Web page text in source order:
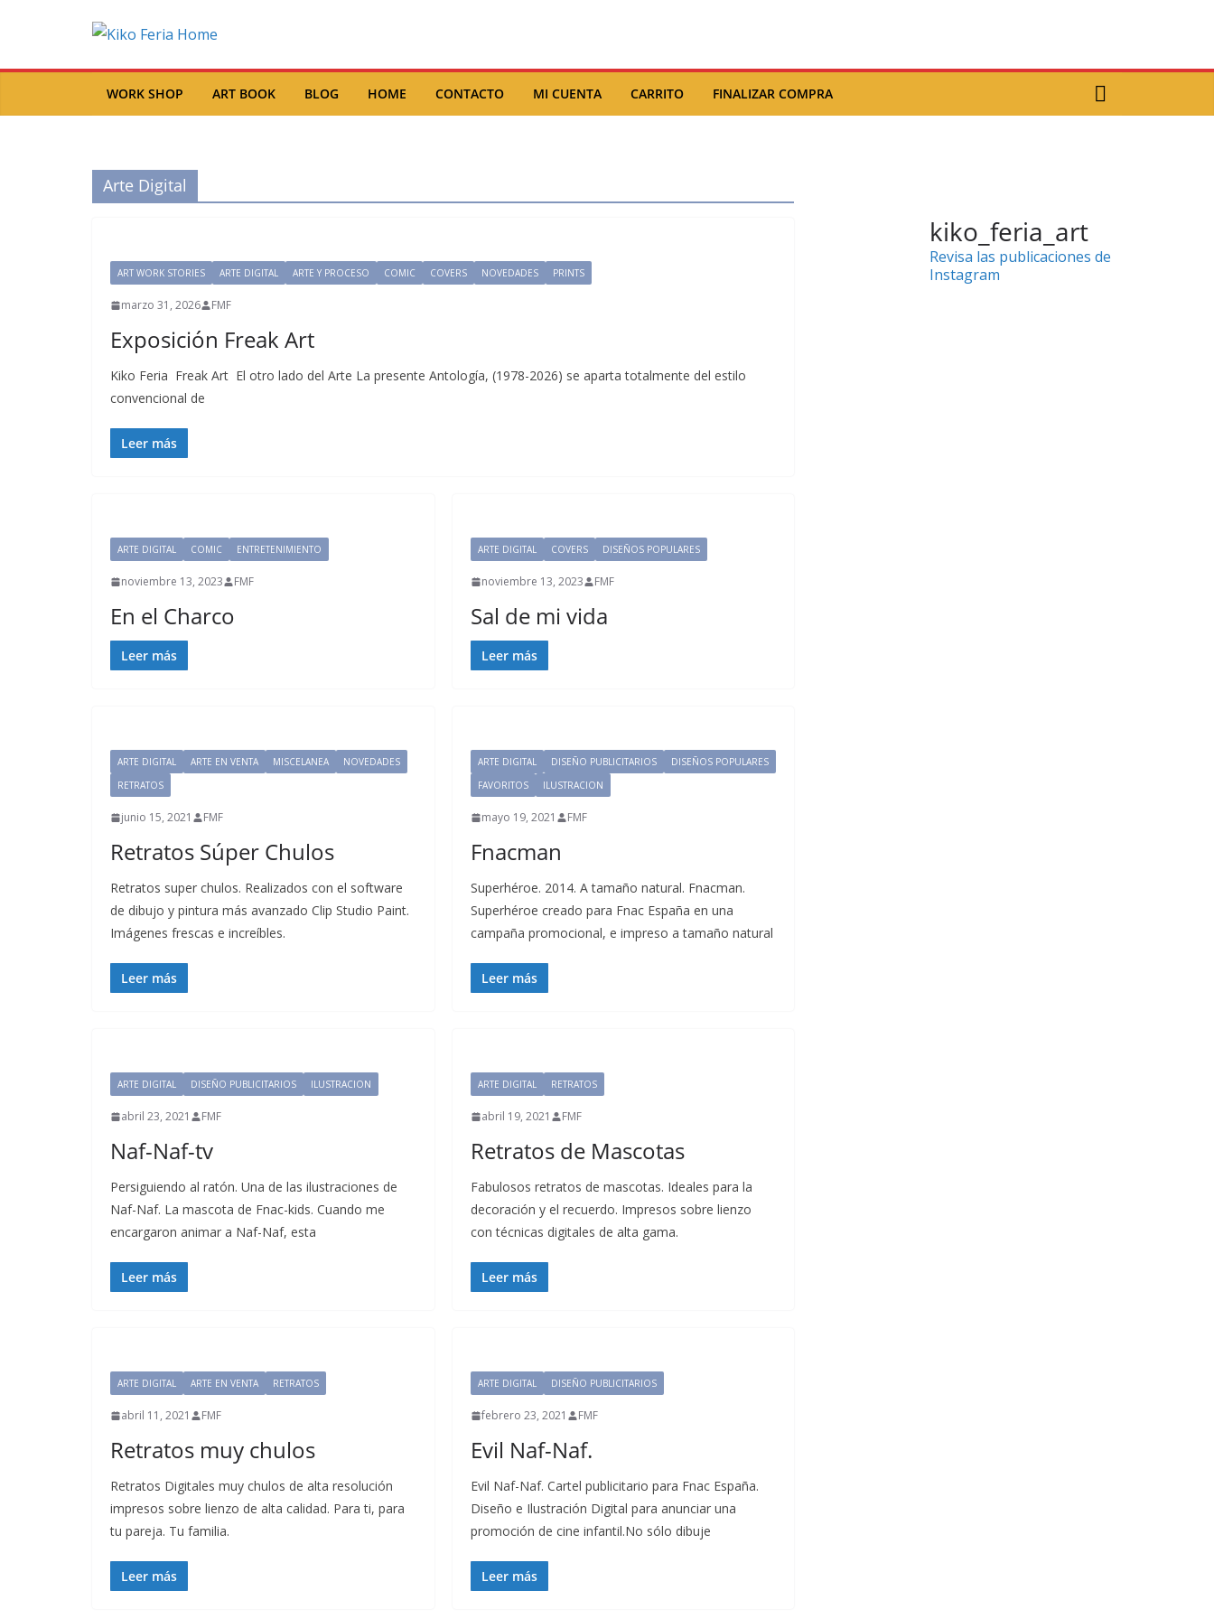
WORK SHOP ART BOOK BLOG HOME CONTACTO MI CUENTA CARRITO FINALIZAR COMPRA
Arte Digital
ART WORK STORIES ARTE DIGITAL ARTE Y PROCESO COMIC COVERS NOVEDADES PRINTS
marzo 31, 2026 FMF
Exposición Freak Art
Kiko Feria Freak Art El otro lado del Arte La presente Antología, (1978-2026) se aparta totalmente del estilo
convencional de
Leer más
ARTE DIGITAL COMIC ENTRETENIMIENTO
noviembre 13, 2023 FMF
En el Charco
Leer más
ARTE DIGITAL COVERS DISEÑOS POPULARES
noviembre 13, 2023 FMF
Sal de mi vida
Leer más
ARTE DIGITAL ARTE EN VENTA MISCELANEA
NOVEDADES
RETRATOS
junio 15, 2021 FMF
Retratos Súper Chulos
Retratos super chulos. Realizados con el software
de dibujo y pintura más avanzado Clip Studio Paint.
Imágenes frescas e increíbles.
Leer más
ARTE DIGITAL DISEÑO PUBLICITARIOS
DISEÑOS POPULARES
FAVORITOS
ILUSTRACION
mayo 19, 2021 FMF
Fnacman
Superhéroe. 2014. A tamaño natural. Fnacman.
Superhéroe creado para Fnac España en una
campaña promocional, e impreso a tamaño natural
Leer más
ARTE DIGITAL DISEÑO PUBLICITARIOS ILUSTRACION
abril 23, 2021 FMF
Naf-Naf-tv
Persiguiendo al ratón. Una de las ilustraciones de
Naf-Naf. La mascota de Fnac-kids. Cuando me
encargaron animar a Naf-Naf, esta
Leer más
ARTE DIGITAL RETRATOS
abril 19, 2021 FMF
Retratos de Mascotas
Fabulosos retratos de mascotas. Ideales para la
decoración y el recuerdo. Impresos sobre lienzo
con técnicas digitales de alta gama.
Leer más
ARTE DIGITAL ARTE EN VENTA RETRATOS
abril 11, 2021 FMF
Retratos muy chulos
Retratos Digitales muy chulos de alta resolución
impresos sobre lienzo de alta calidad. Para ti, para
tu pareja. Tu familia.
Leer más
ARTE DIGITAL DISEÑO PUBLICITARIOS
febrero 23, 2021 FMF
Evil Naf-Naf.
Evil Naf-Naf. Cartel publicitario para Fnac España.
Diseño e Ilustración Digital para anunciar una
promoción de cine infantil.No sólo dibuje
Leer más
kiko_feria_art
Revisa las publicaciones de
Instagram